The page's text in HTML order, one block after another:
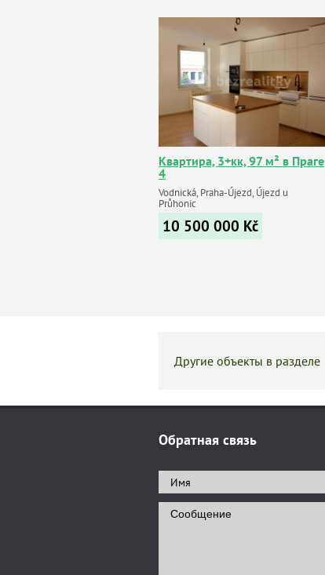
Квартира, 3+кк, 97 м² в Праге
4
Vodnická, Praha-Újezd, Újezd u
Průhonic
10 500 000 Kč
Другие объекты в разделе
Обратная связь